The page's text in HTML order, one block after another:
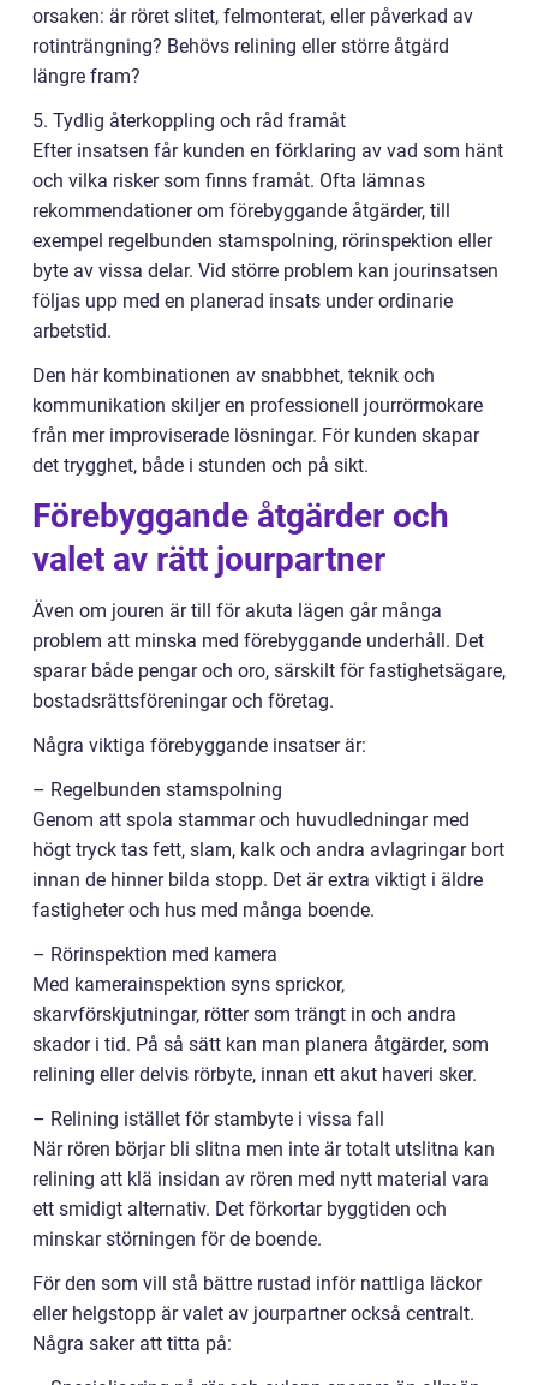
orsaken: är röret slitet, felmonterat, eller påverkad av
rotinträngning? Behövs relining eller större åtgärd
längre fram?
5. Tydlig återkoppling och råd framåt
Efter insatsen får kunden en förklaring av vad som hänt
och vilka risker som finns framåt. Ofta lämnas
rekommendationer om förebyggande åtgärder, till
exempel regelbunden stamspolning, rörinspektion eller
byte av vissa delar. Vid större problem kan jourinsatsen
följas upp med en planerad insats under ordinarie
arbetstid.
Den här kombinationen av snabbhet, teknik och
kommunikation skiljer en professionell jourrörmokare
från mer improviserade lösningar. För kunden skapar
det trygghet, både i stunden och på sikt.
Förebyggande åtgärder och
valet av rätt jourpartner
Även om jouren är till för akuta lägen går många
problem att minska med förebyggande underhåll. Det
sparar både pengar och oro, särskilt för fastighetsägare,
bostadsrättsföreningar och företag.
Några viktiga förebyggande insatser är:
– Regelbunden stamspolning
Genom att spola stammar och huvudledningar med
högt tryck tas fett, slam, kalk och andra avlagringar bort
innan de hinner bilda stopp. Det är extra viktigt i äldre
fastigheter och hus med många boende.
– Rörinspektion med kamera
Med kamerainspektion syns sprickor,
skarvförskjutningar, rötter som trängt in och andra
skador i tid. På så sätt kan man planera åtgärder, som
relining eller delvis rörbyte, innan ett akut haveri sker.
– Relining istället för stambyte i vissa fall
När rören börjar bli slitna men inte är totalt utslitna kan
relining att klä insidan av rören med nytt material vara
ett smidigt alternativ. Det förkortar byggtiden och
minskar störningen för de boende.
För den som vill stå bättre rustad inför nattliga läckor
eller helgstopp är valet av jourpartner också centralt.
Några saker att titta på: